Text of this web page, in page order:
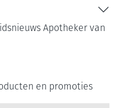
Apotheker van
en promoties